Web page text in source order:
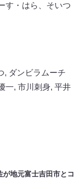
す・はら、そいつ
, ダンビラムーチ
一, 市川刺身, 平井
が地元富士吉田市とコ